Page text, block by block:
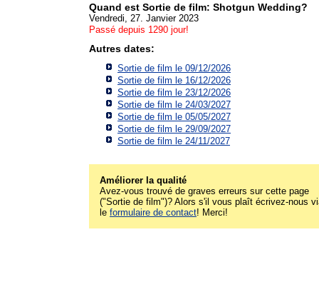
Quand est Sortie de film: Shotgun Wedding?
Vendredi, 27. Janvier 2023
Passé depuis 1290 jour!
Autres dates:
Sortie de film le 09/12/2026
Sortie de film le 16/12/2026
Sortie de film le 23/12/2026
Sortie de film le 24/03/2027
Sortie de film le 05/05/2027
Sortie de film le 29/09/2027
Sortie de film le 24/11/2027
Améliorer la qualité
Avez-vous trouvé de graves erreurs sur cette page
("Sortie de film")? Alors s'il vous plaît écrivez-nous
le formulaire de contact! Merci!